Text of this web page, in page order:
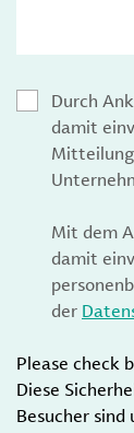
Durch
damit
Mit dem
damit
der
Please check
Diese
Besucher